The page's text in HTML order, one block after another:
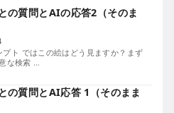
の質問とAIの応答2（そのま
プト ではこの絵はどう見ますか？まず
な検索 …
の質問とAI応答 1（そのまま